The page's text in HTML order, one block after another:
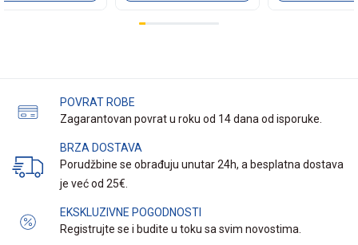
POVRAT ROBE
Zagarantovan povrat u roku od 14 dana od isporuke.
BRZA DOSTAVA
Porudžbine se obrađuju unutar 24h, a besplatna dostava
je već od 25€.
EKSKLUZIVNE POGODNOSTI
Registrujte se i budite u toku sa svim novostima.